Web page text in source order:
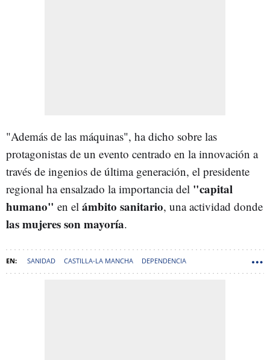
"Además de las máquinas", ha dicho sobre las
protagonistas de un evento centrado en la innovación a
través de ingenios de última generación, el presidente
regional ha ensalzado la importancia del "capital
humano" en el ámbito sanitario, una actividad donde
las mujeres son mayoría.
SANIDAD CASTILLA-LA MANCHA DEPENDENCIA